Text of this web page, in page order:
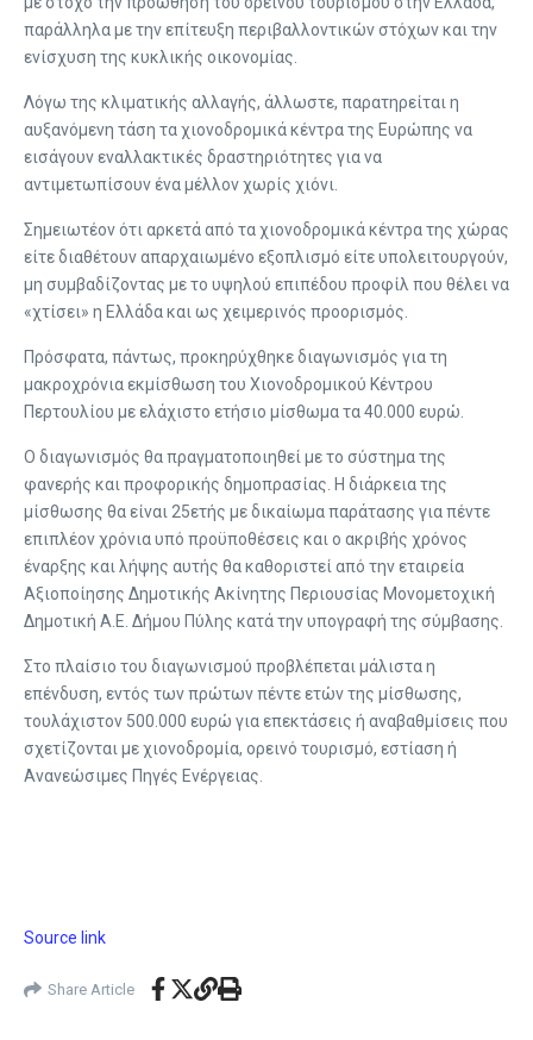
παράλληλα με την επίτευξη περιβαλλοντικών στόχων και την
ενίσχυση της κυκλικής οικονομίας.
Λόγω της κλιματικής αλλαγής, άλλωστε, παρατηρείται η
αυξανόμενη τάση τα χιονοδρομικά κέντρα της Ευρώπης να
εισάγουν εναλλακτικές δραστηριότητες για να
αντιμετωπίσουν ένα μέλλον χωρίς χιόνι.
Σημειωτέον ότι αρκετά από τα χιονοδρομικά κέντρα της χώρας
είτε διαθέτουν απαρχαιωμένο εξοπλισμό είτε υπολειτουργούν,
μη συμβαδίζοντας με το υψηλού επιπέδου προφίλ που θέλει να
«χτίσει» η Ελλάδα και ως χειμερινός προορισμός.
Πρόσφατα, πάντως, προκηρύχθηκε διαγωνισμός για τη
μακροχρόνια εκμίσθωση του Χιονοδρομικού Κέντρου
Περτουλίου με ελάχιστο ετήσιο μίσθωμα τα 40.000 ευρώ.
Ο διαγωνισμός θα πραγματοποιηθεί με το σύστημα της
φανερής και προφορικής δημοπρασίας. Η διάρκεια της
μίσθωσης θα είναι 25ετής με δικαίωμα παράτασης για πέντε
επιπλέον χρόνια υπό προϋποθέσεις και ο ακριβής χρόνος
έναρξης και λήψης αυτής θα καθοριστεί από την εταιρεία
Αξιοποίησης Δημοτικής Ακίνητης Περιουσίας Μονομετοχική
Δημοτική Α.Ε. Δήμου Πύλης κατά την υπογραφή της σύμβασης.
Στο πλαίσιο του διαγωνισμού προβλέπεται μάλιστα η
επένδυση, εντός των πρώτων πέντε ετών της μίσθωσης,
τουλάχιστον 500.000 ευρώ για επεκτάσεις ή αναβαθμίσεις που
σχετίζονται με χιονοδρομία, ορεινό τουρισμό, εστίαση ή
Ανανεώσιμες Πηγές Ενέργειας.
Source link
Share Article